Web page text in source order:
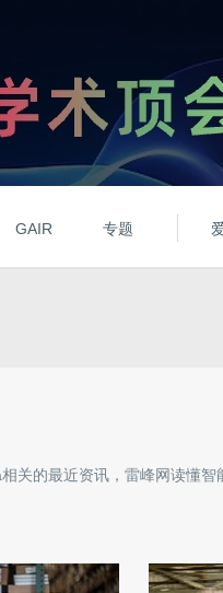
GAIR 专题
相关的最近资讯，雷峰网读懂智